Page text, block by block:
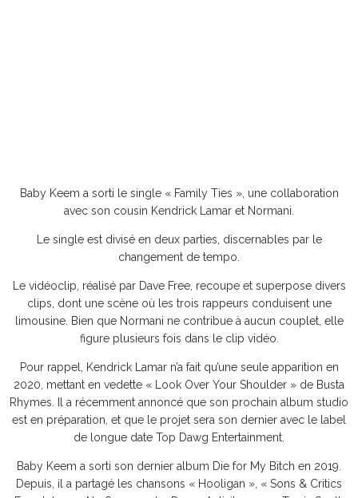
Baby Keem a sorti le single « Family Ties », une collaboration
avec son cousin Kendrick Lamar et Normani.
Le single est divisé en deux parties, discernables par le
changement de tempo.
Le vidéoclip, réalisé par Dave Free, recoupe et superpose divers
clips, dont une scène où les trois rappeurs conduisent une
limousine. Bien que Normani ne contribue à aucun couplet, elle
figure plusieurs fois dans le clip vidéo.
Pour rappel, Kendrick Lamar n’a fait qu’une seule apparition en
2020, mettant en vedette « Look Over Your Shoulder » de Busta
Rhymes. Il a récemment annoncé que son prochain album studio
est en préparation, et que le projet sera son dernier avec le label
de longue date Top Dawg Entertainment.
Baby Keem a sorti son dernier album Die for My Bitch en 2019.
Depuis, il a partagé les chansons « Hooligan », « Sons & Critics